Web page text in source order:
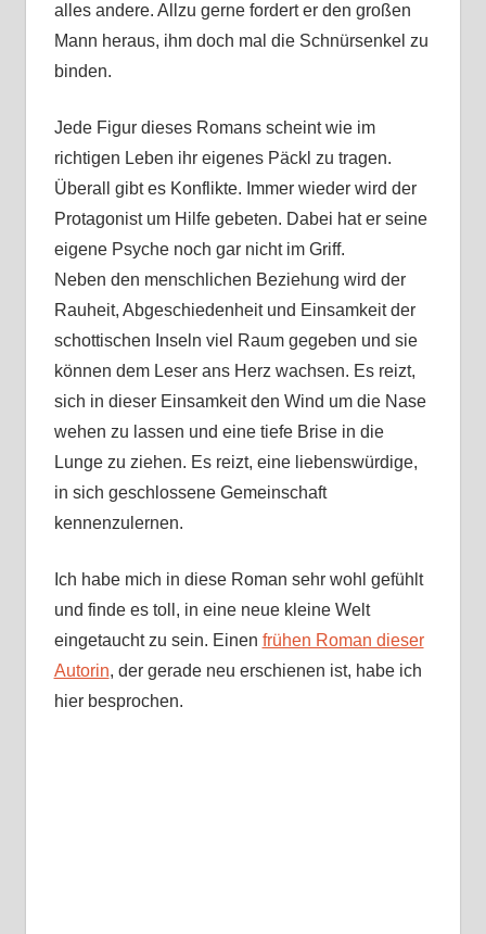
alles andere. Allzu gerne fordert er den großen
Mann heraus, ihm doch mal die Schnürsenkel zu
binden.
Jede Figur dieses Romans scheint wie im
richtigen Leben ihr eigenes Päckl zu tragen.
Überall gibt es Konflikte. Immer wieder wird der
Protagonist um Hilfe gebeten. Dabei hat er seine
eigene Psyche noch gar nicht im Griff.
Neben den menschlichen Beziehung wird der
Rauheit, Abgeschiedenheit und Einsamkeit der
schottischen Inseln viel Raum gegeben und sie
können dem Leser ans Herz wachsen. Es reizt,
sich in dieser Einsamkeit den Wind um die Nase
wehen zu lassen und eine tiefe Brise in die
Lunge zu ziehen. Es reizt, eine liebenswürdige,
in sich geschlossene Gemeinschaft
kennenzulernen.
Ich habe mich in diese Roman sehr wohl gefühlt
und finde es toll, in eine neue kleine Welt
eingetaucht zu sein. Einen frühen Roman dieser
Autorin, der gerade neu erschienen ist, habe ich
hier besprochen.